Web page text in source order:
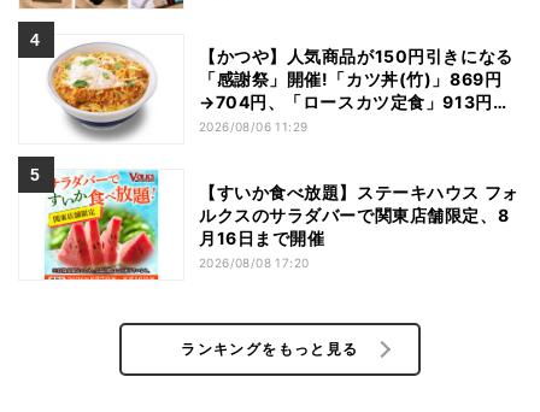
【かつや】人気商品が150円引きになる
「感謝祭」開催!「カツ丼(竹)」869円
→704円、「ロースカツ定食」913円
→748円に - 8日間限定
2026/08/06 11:29
【すいか食べ放題】ステーキハウス フォ
ルクスのサラダバーで関東店舗限定、8
月16日まで開催
2026/08/08 17:20
ランキングをもっと見る